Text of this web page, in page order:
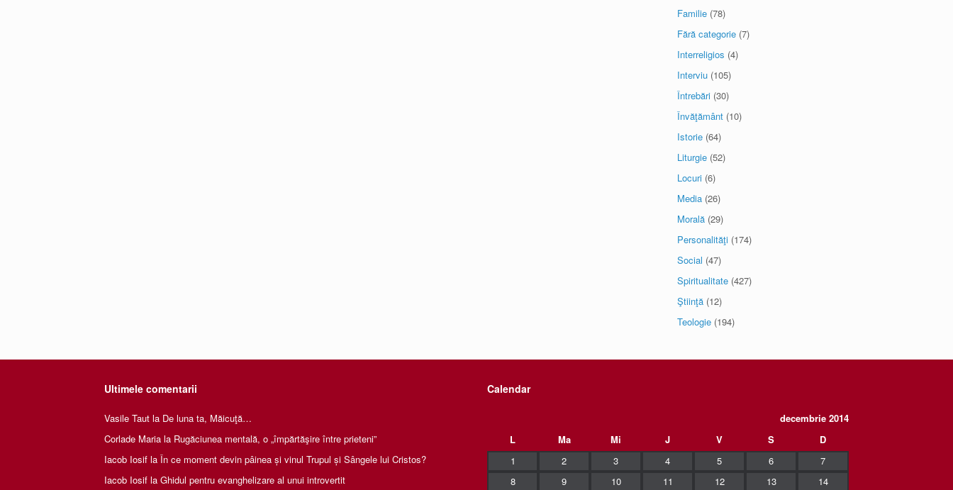
Familie (78)
Fără categorie (7)
Interreligios (4)
Interviu (105)
Întrebări (30)
Învăţământ (10)
Istorie (64)
Liturgie (52)
Locuri (6)
Media (26)
Morală (29)
Personalităţi (174)
Social (47)
Spiritualitate (427)
Ştiinţă (12)
Teologie (194)
Ultimele comentarii
Vasile Taut la De luna ta, Măicuţă…
Corlade Maria la Rugăciunea mentală, o „împărtăşire între prieteni”
Iacob Iosif la În ce moment devin pâinea și vinul Trupul și Sângele lui Cristos?
Iacob Iosif la Ghidul pentru evanghelizare al unui introvertit
Calendar
decembrie 2014
L
Ma Mi J V S
D
1
2 3 4 5 6
7
8
9 10 11 12 13 14